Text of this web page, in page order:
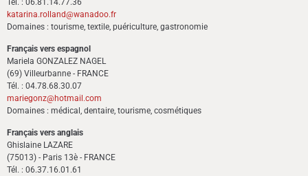
katarina.rolland@wanadoo.fr
Domaines : tourisme, textile, puériculture, gastronomie
Français vers espagnol
Mariela GONZALEZ NAGEL
(69) Villeurbanne - FRANCE
Tél. : 04.78.68.30.07
mariegonz@hotmail.com
Domaines : médical, dentaire, tourisme, cosmétiques
Français vers anglais
Ghislaine LAZARE
(75013) - Paris 13è - FRANCE
Tél. : 06.37.16.01.61